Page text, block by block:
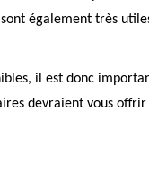
également très
il est donc
devraient vous